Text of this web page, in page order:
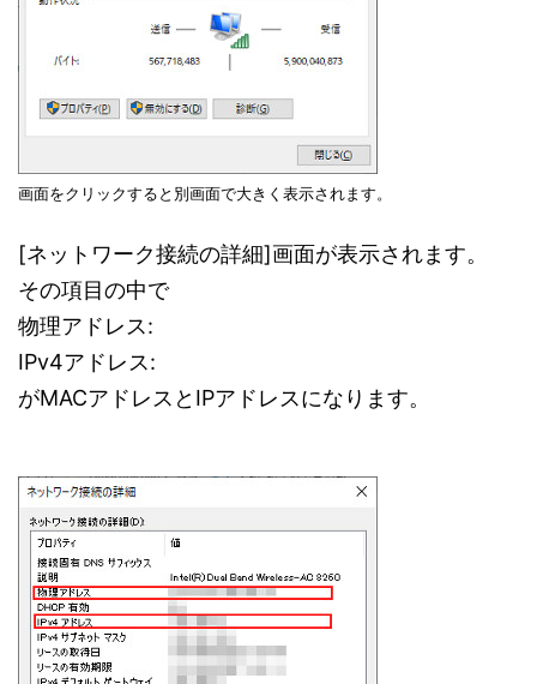
画面をクリックすると別画面で大きく表示されます。
[ネットワーク接続の詳細]画面が表示されます。
その項目の中で
物理アドレス:
IPv4アドレス:
がMACアドレスとIPアドレスになります。